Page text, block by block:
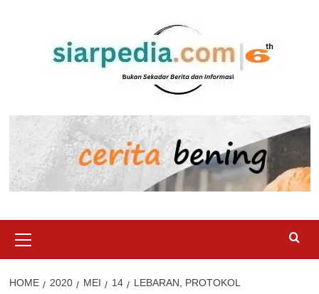
Menu
HOME 2020 MEI 14
LEBARAN, PROTOKOL